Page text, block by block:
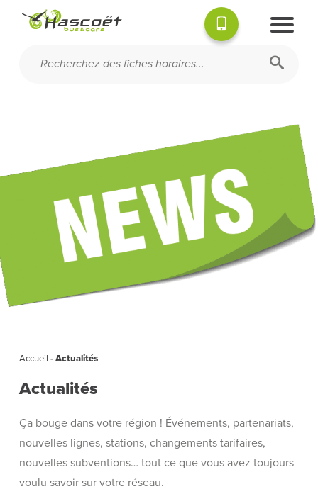
Accueil -Actualités
Actualités
Ça bouge dans votre région ! Événements, partenariats,
nouvelles lignes, stations, changements tarifaires,
nouvelles subventions… tout ce que vous avez toujours
voulu savoir sur votre réseau.